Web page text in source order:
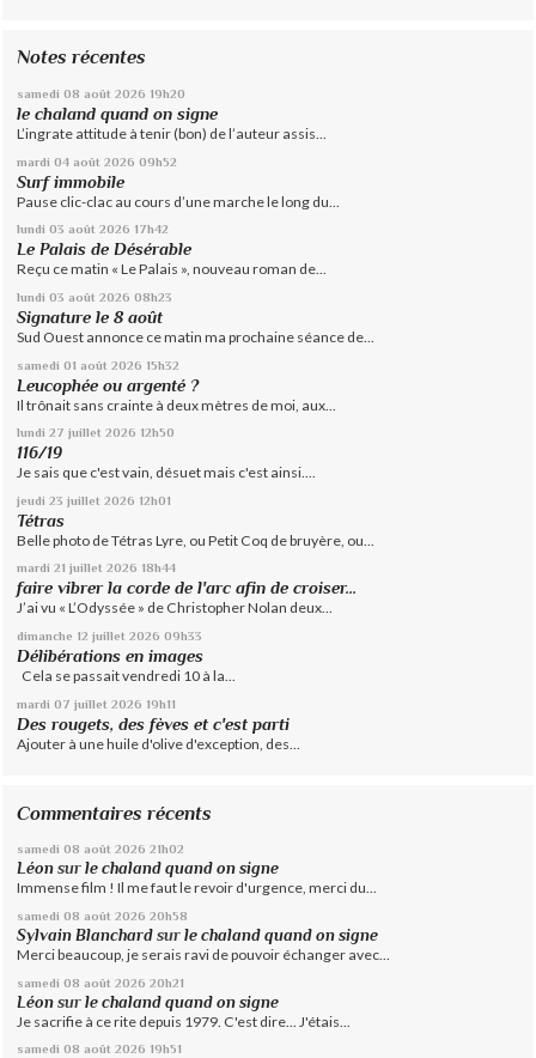
Notes récentes
samedi 08 août 2026 19h20
le chaland quand on signe
L’ingrate attitude à tenir (bon) de l’auteur assis...
mardi 04 août 2026 09h52
Surf immobile
Pause clic-clac au cours d’une marche le long du...
lundi 03 août 2026 17h42
Le Palais de Désérable
Reçu ce matin « Le Palais », nouveau roman de...
lundi 03 août 2026 08h23
Signature le 8 août
Sud Ouest annonce ce matin ma prochaine séance de...
samedi 01 août 2026 15h32
Leucophée ou argenté ?
Il trônait sans crainte à deux mètres de moi, aux...
lundi 27 juillet 2026 12h50
116/19
Je sais que c'est vain, désuet mais c'est ainsi....
jeudi 23 juillet 2026 12h01
Tétras
Belle photo de Tétras Lyre, ou Petit Coq de bruyère, ou...
mardi 21 juillet 2026 18h44
faire vibrer la corde de l'arc afin de croiser...
J’ai vu « L’Odyssée » de Christopher Nolan deux...
dimanche 12 juillet 2026 09h33
Délibérations en images
Cela se passait vendredi 10 à la...
mardi 07 juillet 2026 19h11
Des rougets, des fèves et c'est parti
Ajouter à une huile d'olive d'exception, des...
Commentaires récents
samedi 08 août 2026 21h02
Léon surle chaland quand on signe
Immense film ! Il me faut le revoir d'urgence, merci du...
samedi 08 août 2026 20h58
Sylvain Blanchard surle chaland quand on signe
Merci beaucoup, je serais ravi de pouvoir échanger avec...
samedi 08 août 2026 20h21
Léon surle chaland quand on signe
Je sacrifie à ce rite depuis 1979. C'est dire... J'étais...
samedi 08 août 2026 19h51